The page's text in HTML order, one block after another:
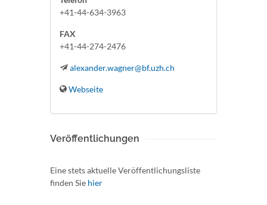
+41-44-634-3963
FAX
+41-44-274-2476
alexander.wagner@bf.uzh.ch
Webseite
Veröffentlichungen
Eine stets aktuelle Veröffentlichungsliste
finden Sie hier